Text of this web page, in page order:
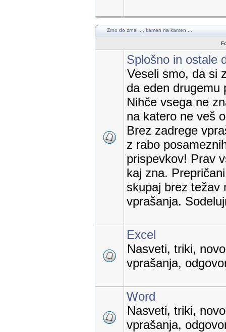
Zrno do zrna ..., kamen na kamen ...
Splošno in ostale
Veseli smo, da si
da eden drugemu
Nihče vsega ne
na katero ne veš
Brez zadrege
z rabo
prispevkov! Prav
kaj zna.
skupaj brez težav
vprašanja.
Excel
Nasveti, triki,
vprašanja,
Word
Nasveti, triki,
vprašanja,